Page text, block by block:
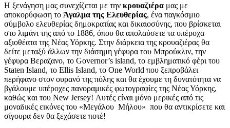
Η ξενάγηση μας συνεχίζεται με την κρουαζιέρα μας με
αποκορύφωση το Άγαλμα της Ελευθερίας, ένα παγκόσμιο
σύμβολο ελευθερίας δημοκρατίας και δικαιοσύνης, που βρίσκεται
στο λιμάνι της από το 1886, όπου θα απολαύσετε τα υπέροχα
αξιοθέατα της Νέας Υόρκης. Στην διάρκεια της κρουαζιέρας θα
δείτε μεταξύ άλλων την διάσημη γέφυρα του Μπρούκλιν, την
γέφυρα Βεραζανο, το Governor’s island, το εμβληματικό φέρι του
Staten Island, το Ellis Island, το Οne World που ξεπροβάλει
περήφανο στον ουρανό της πόλης και θα έχουμε τη δυνατότητα να
βγάλουμε υπέροχες πανοραμικές φωτογραφίες της Νέας Υόρκης,
καθώς και του New Jersey! Αυτές είναι μόνο μερικές από τις
μοναδικές εικόνες του «Μεγάλου Μήλου» που θα αντικρίσετε και
σίγουρα δεν θα ξεχάσετε ποτέ!